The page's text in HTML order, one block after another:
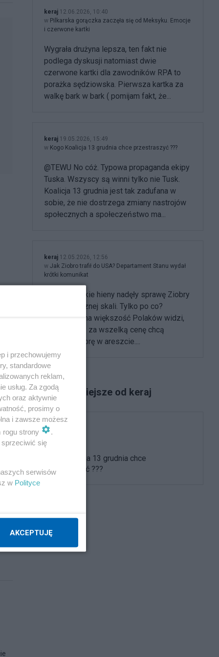
keraj 12.06.2026, 10:40
w Pilkarska gorączka zaczęła się od Meksyku. Emocje
i czerwone kartki
Wygrała drużyna lepsza, ten fakt nie
podlega dyskusji natomiast dwie
czerwone kartki dla zawodników RPA to
porażka sędziowska. Pierwsza kartka za
walkę bark w bark ( pomijam fakt, że...
keraj 19.05.2026, 15:49
w Kogo Koalicja 13 grudnia chce przestraszyć ???
@TEWU No cóż. Typowa propaganda ekipy
Tuska. Wszyscy są winni tylko nie Tusk.
Koalicja 13 grudnia jest tak zadufana w
sobie, że nie dostrzega zmiany nastrojów
społecznych a społeczeństwo ma...
keraj 12.05.2026, 12:56
w Jak Ziobro trafił do USA? Departament Stanu wydał
krótki komunikat
Dziennikarskie hieny nadęły sprawę Ziobry
do niebotycznej skali. Tylko po co?
Zdecydowana większość Polaków widzi,
że rządzący za wszelką cenę chcą
widzieć Ziobrę w areszcie....
Najpopularniejsze od keraj
Kogo Koalicja 13 grudnia chce
przestraszyć ???
i przechowujemy
standardowe
reklam,
usług. Za zgodą
oraz aktywnie
prosimy o
i zawsze możesz
rogu strony
.
się
serwisów
w Polityce
AKCEPTUJĘ